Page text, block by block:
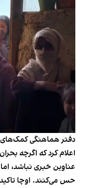
دفتر هماهنگی
اعلام کرد که اگرچه
عناوین خبری نباشد،
حس می‌کنند. اوچا